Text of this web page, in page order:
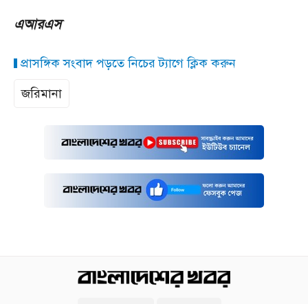
এআরএস
প্রাসঙ্গিক সংবাদ পড়তে নিচের ট্যাগে ক্লিক করুন
জরিমানা